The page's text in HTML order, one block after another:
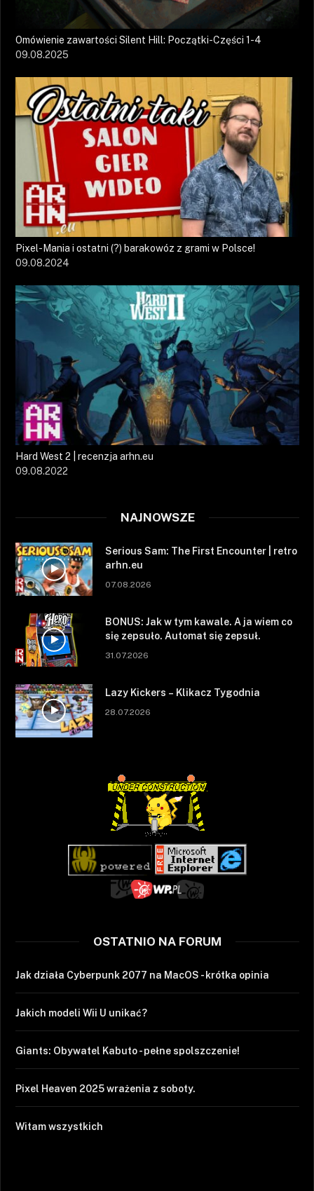
Omówienie zawartości Silent Hill: Początki-Części 1-4
09.08.2025
Pixel-Mania i ostatni (?) barakowóz z grami w Polsce!
09.08.2024
Hard West 2 | recenzja arhn.eu
09.08.2022
NAJNOWSZE
Serious Sam: The First Encounter | retro
arhn.eu
07.08.2026
BONUS: Jak w tym kawale. A ja wiem co
się zepsuło. Automat się zepsuł.
31.07.2026
Lazy Kickers – Klikacz Tygodnia
28.07.2026
OSTATNIO NA FORUM
Jak działa Cyberpunk 2077 na MacOS - krótka opinia
Jakich modeli Wii U unikać?
Giants: Obywatel Kabuto - pełne spolszczenie!
Pixel Heaven 2025 wrażenia z soboty.
Witam wszystkich